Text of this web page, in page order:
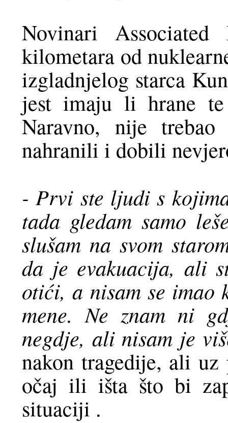
Novinari Associated
kilometara od
izgladnjelog starca
jest imaju li hrane
Naravno, nije
nahranili i dobili
- Prvi ste ljudi s
tada gledam samo
slušam na svom
da je evakuacija, ali
otići, a nisam se imao
mene. Ne znam ni
negdje, ali nisam je
nakon tragedije, ali
očaj ili išta što bi
situaciji .